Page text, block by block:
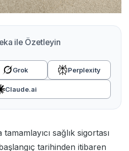
ile Özetleyin
Grok Perplexity
Claude.ai
sağlık sigortası
tarihinden itibaren